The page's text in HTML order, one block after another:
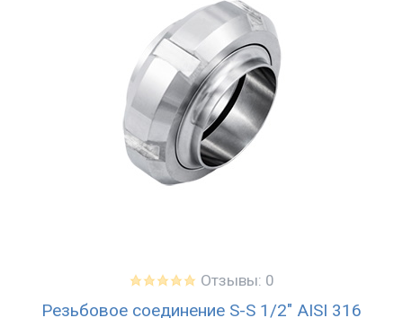
Отзывы: 0
Резьбовое соединение S-S 1/2" AISI 316